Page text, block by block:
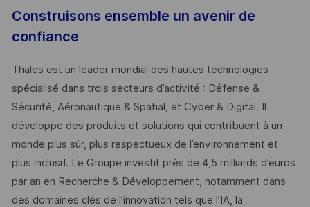
Construisons ensemble un avenir de
confiance
Thales est un leader mondial des hautes technologies
spécialisé dans trois secteurs d’activité : Défense &
Sécurité, Aéronautique & Spatial, et Cyber & Digital. Il
développe des produits et solutions qui contribuent à un
monde plus sûr, plus respectueux de l’environnement et
plus inclusif. Le Groupe investit près de 4,5 milliards d’euros
par an en Recherche & Développement, notamment dans
des domaines clés de l’innovation tels que l’IA, la